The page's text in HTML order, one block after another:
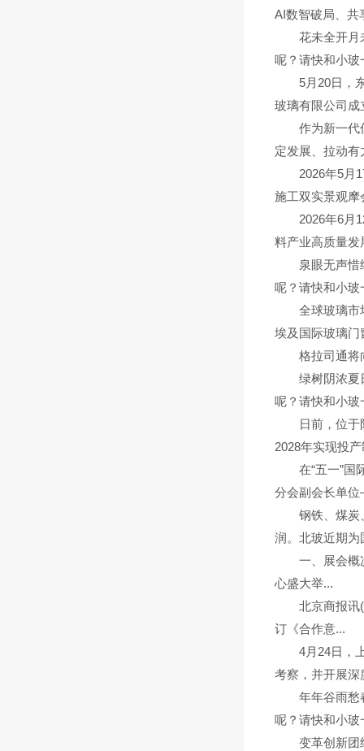
AI数智破局、共
花未全开月未
呢？请快和小玻
5月20日，东
玻璃有限公司成
作为新一代信
定发展、拉动有
2026年5月17
施工双实景观摩
2026年6月
料产业高质量发
泉眼无声惜细
呢？请快和小玻
全球玻璃市场
埃及国际玻璃门
格拉司通将向
绿树阴浓夏日
呢？请快和小玻
日前，位于阳
2028年实现投
在“五一”国际
分会副会长单
钢铁、煤炭、
润。北玻近期为
一、展会概况
心盛大举...
北京商报讯(
订《合作意...
4月24日，上
考察，并开展深
年年谷雨愁春
呢？请快和小玻
变革创新团结